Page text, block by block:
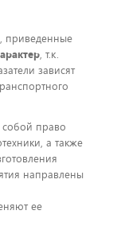
приведенные
, т.к.
зависят
собой право
а также
направлены
ее